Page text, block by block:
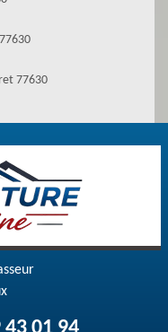
77630